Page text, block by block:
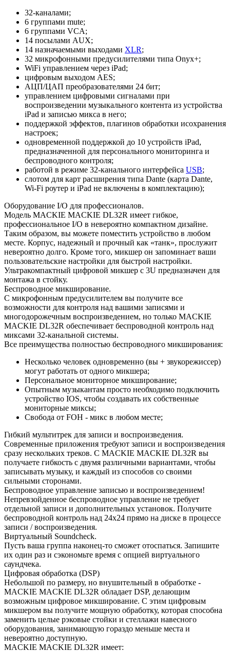
32-каналами;
6 группами mute;
6 группами VCA;
14 посылами AUX;
14 назначаемыми выходами XLR;
32 микрофонными предусилителями типа Onyx+;
WiFi управлением через iPad;
цифровым выходом AES;
АЦП/ЦАП преобразователями 24 бит;
управлением цифровыми сигналами при
воспроизведении музыкального контента из устройства
iPad и записью микса в него;
поддержкой эффектов, плагинов обработки исохранения
настроек;
одновременной поддержкой до 10 устройств iPad,
предназначенной для персонального мониторинга и
беспроводного контроля;
работой в режиме 32-канального интерфейса USB;
слотом для карт расширения типа Dante (карта Dante,
Wi-Fi роутер и iPad не включены в комплектацию);
Оборудование I/O для профессионалов.
Модель MACKIE MACKIE DL32R имеет гибкое,
профессиональное I/O в невероятно компактном дизайне.
Таким образом, вы можете поместить устройство в любом
месте. Корпус, надежный и прочный как «танк», прослужит
невероятно долго. Кроме того, микшер он запоминает ваши
пользовательские настройки для быстрой настройки.
Ультракомпактный цифровой микшер с 3U предназначен для
монтажа в стойку.
Беспроводное микширование.
С микрофонным предусилителем вы получите все
возможности для контроля над вашими записями и
многодорожечным воспроизведением, но только MACKIE
MACKIE DL32R обеспечивает беспроводной контроль над
миксами 32-канальной системы.
Все преимущества полностью беспроводного микширования:
Несколько человек одновременно (вы + звукорежиссер)
могут работать от одного микшера;
Персональное мониторное микширование;
Опытным музыкантам просто необходимо подключить
устройство IOS, чтобы создавать их собственные
мониторные миксы;
Свобода от FOH - микс в любом месте;
Гибкий мультитрек для записи и воспроизведения.
Современные приложения требуют записи и воспроизведения
сразу нескольких треков. С MACKIE MACKIE DL32R вы
получаете гибкость с двумя различными вариантами, чтобы
записывать музыку, и каждый из способов со своими
сильными сторонами.
Беспроводное управление записью и воспроизведением!
Непревзойденное беспроводное управление не требует
отдельной записи и дополнительных установок. Получите
беспроводной контроль над 24х24 прямо на диске в процессе
записи / воспроизведения.
Виртуальный Soundcheck.
Пусть ваша группа наконец-то сможет отоспаться. Запишите
их один раз и сэкономьте время с опцией виртуального
саундчека.
Цифровая обработка (DSP)
Небольшой по размеру, но внушительный в обработке -
MACKIE MACKIE DL32R обладает DSP, делающим
возможным цифровое микширование. С этим цифровым
микшером вы получите мощную обработку, которая способна
заменить целые рэковые стойки и стеллажи навесного
оборудования, занимающую гораздо меньше места и
невероятно доступную.
MACKIE MACKIE DL32R имеет: